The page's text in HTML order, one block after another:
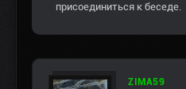
присоединиться к беседе.
ZIMA59